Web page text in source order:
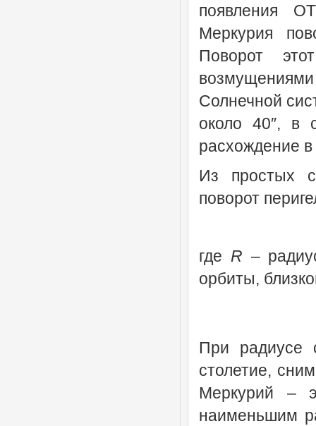
появления
Меркурия
Поворот
Солнечной
около 40″, в
расхождение
Из простых
поворот
где R –
орбиты,
При радиусе
столетие,
Меркурий –
наименьшим